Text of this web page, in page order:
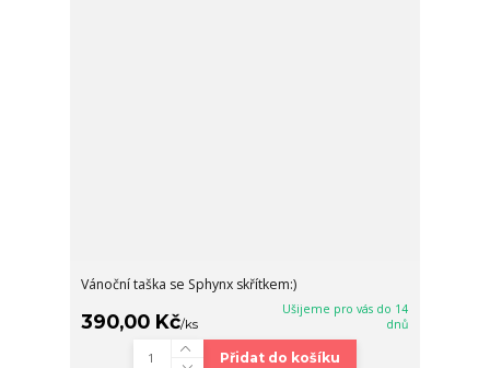
Vánoční taška se Sphynx skřítkem:)
390,00 Kč/ks
Ušijeme pro vás do 14
dnů
Přidat do košíku